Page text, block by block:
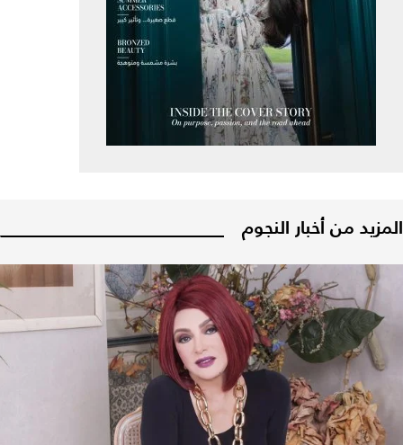
المزيد من أخبار النجوم